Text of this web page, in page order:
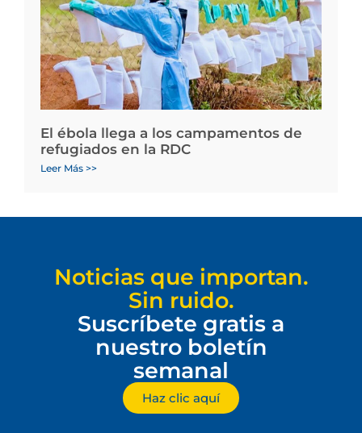
El ébola llega a los campamentos de
refugiados en la RDC
Leer Más >>
Noticias que importan.
Sin ruido.
Suscríbete gratis a
nuestro boletín
semanal
Haz clic aquí